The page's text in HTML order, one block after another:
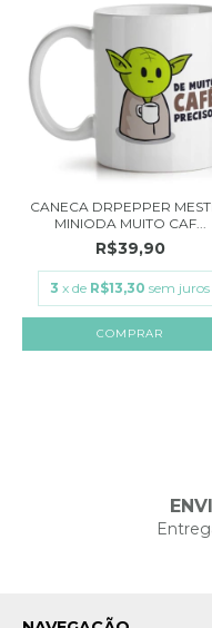
CANECA DRPEPPER
MINIODA MUITO CAF...
R$39,90
3 x de R$13,30 sem juros